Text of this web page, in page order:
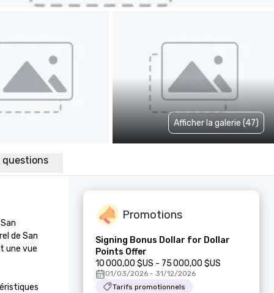
Afficher la galerie (47)
questions
de San
une vue
Promotions
Signing Bonus Dollar for Dollar
Points Offer
10 000,00 $US - 75 000,00 $US
01/03/2026 - 31/12/2026
Tarifs promotionnels